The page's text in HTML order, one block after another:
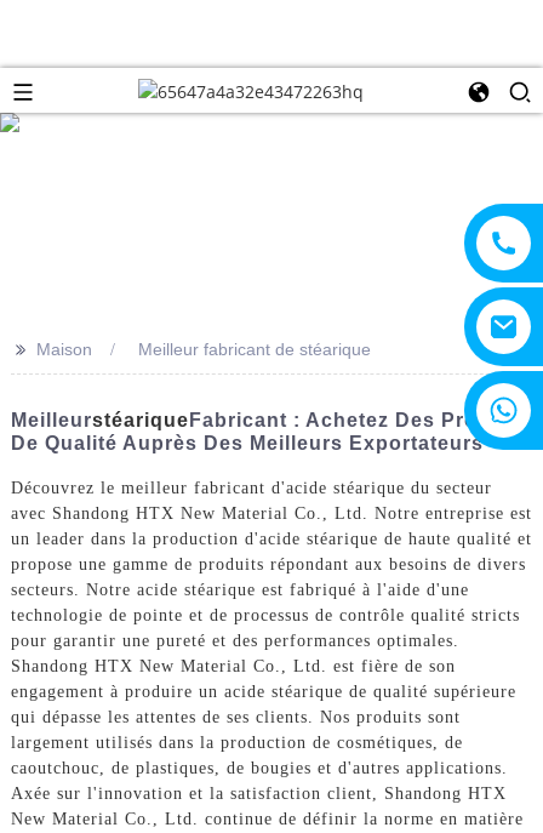
>> Maison Meilleur fabricant de stéarique
MeilleurStéarique Fabricant : Achetez Des Produits
De Qualité Auprès Des Meilleurs Exportateurs
Découvrez le meilleur fabricant d'acide stéarique du secteur
avec Shandong HTX New Material Co., Ltd. Notre entreprise est
un leader dans la production d'acide stéarique de haute qualité et
propose une gamme de produits répondant aux besoins de divers
secteurs. Notre acide stéarique est fabriqué à l'aide d'une
technologie de pointe et de processus de contrôle qualité stricts
pour garantir une pureté et des performances optimales.
Shandong HTX New Material Co., Ltd. est fière de son
engagement à produire un acide stéarique de qualité supérieure
qui dépasse les attentes de ses clients. Nos produits sont
largement utilisés dans la production de cosmétiques, de
caoutchouc, de plastiques, de bougies et d'autres applications.
Axée sur l'innovation et la satisfaction client, Shandong HTX
New Material Co., Ltd. continue de définir la norme en matière